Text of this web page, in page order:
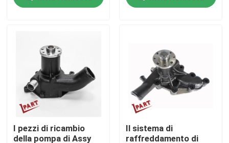
Controllo di qualità
Notizie
Richieda una citazione
Parti della batteria del carrello elevatore
I pezzi di ricambio
della pompa di Assy
Il sistema di
raffreddamento di